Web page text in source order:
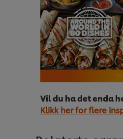
Vil du ha det enda
Klikk her for flere